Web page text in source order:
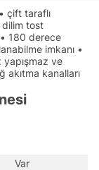
çift taraflı
dilim tost
180 derece
imkanı •
yapışmaz ve
akıtma kanalları
Var